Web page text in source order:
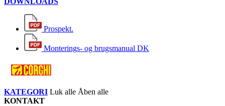
Prospekt.
Monterings- og brugsmanual DK
KATEGORI Luk alle Åben alle
KONTAKT